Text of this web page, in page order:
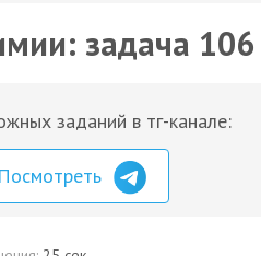
задача 106
заданий в тг-канале:
Посмотреть